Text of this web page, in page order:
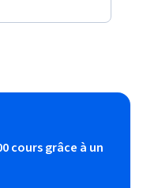
cours grâce à un